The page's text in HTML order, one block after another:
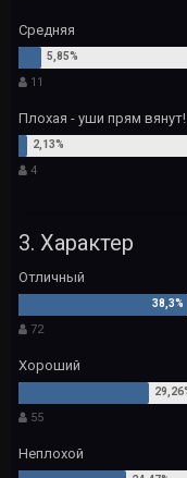
Средняя
11
Плохая - уши прям вянут!
4
3. Характер
Отличный
72
Хороший
55
Неплохой